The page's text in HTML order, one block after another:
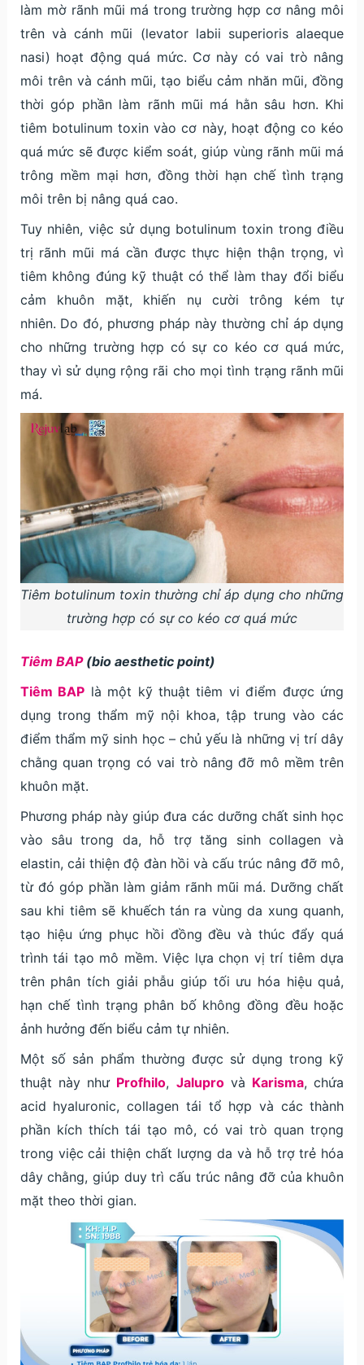
làm mờ rãnh mũi má trong trường hợp cơ nâng môi
trên và cánh mũi (levator labii superioris alaeque
nasi) hoạt động quá mức. Cơ này có vai trò nâng
môi trên và cánh mũi, tạo biểu cảm nhăn mũi, đồng
thời góp phần làm rãnh mũi má hằn sâu hơn. Khi
tiêm botulinum toxin vào cơ này, hoạt động co kéo
quá mức sẽ được kiểm soát, giúp vùng rãnh mũi má
trông mềm mại hơn, đồng thời hạn chế tình trạng
môi trên bị nâng quá cao.
Tuy nhiên, việc sử dụng botulinum toxin trong điều
trị rãnh mũi má cần được thực hiện thận trọng, vì
tiêm không đúng kỹ thuật có thể làm thay đổi biểu
cảm khuôn mặt, khiến nụ cười trông kém tự
nhiên. Do đó, phương pháp này thường chỉ áp dụng
cho những trường hợp có sự co kéo cơ quá mức,
thay vì sử dụng rộng rãi cho mọi tình trạng rãnh mũi
má.
Tiêm botulinum toxin thường chỉ áp dụng cho những
trường hợp có sự co kéo cơ quá mức
Tiêm BAP(bio aesthetic point)
Tiêm BAP là một kỹ thuật tiêm vi điểm được ứng
dụng trong thẩm mỹ nội khoa, tập trung vào các
điểm thẩm mỹ sinh học – chủ yếu là những vị trí dây
chằng quan trọng có vai trò nâng đỡ mô mềm trên
khuôn mặt.
Phương pháp này giúp đưa các dưỡng chất sinh học
vào sâu trong da, hỗ trợ tăng sinh collagen và
elastin, cải thiện độ đàn hồi và cấu trúc nâng đỡ mô,
từ đó góp phần làm giảm rãnh mũi má. Dưỡng chất
sau khi tiêm sẽ khuếch tán ra vùng da xung quanh,
tạo hiệu ứng phục hồi đồng đều và thúc đẩy quá
trình tái tạo mô mềm. Việc lựa chọn vị trí tiêm dựa
trên phân tích giải phẫu giúp tối ưu hóa hiệu quả,
hạn chế tình trạng phân bố không đồng đều hoặc
ảnh hưởng đến biểu cảm tự nhiên.
Một số sản phẩm thường được sử dụng trong kỹ
thuật này như Profhilo, Jaluprovà Karisma, chứa
acid hyaluronic, collagen tái tổ hợp và các thành
phần kích thích tái tạo mô, có vai trò quan trọng
trong việc cải thiện chất lượng da và hỗ trợ trẻ hóa
dây chằng, giúp duy trì cấu trúc nâng đỡ của khuôn
mặt theo thời gian.